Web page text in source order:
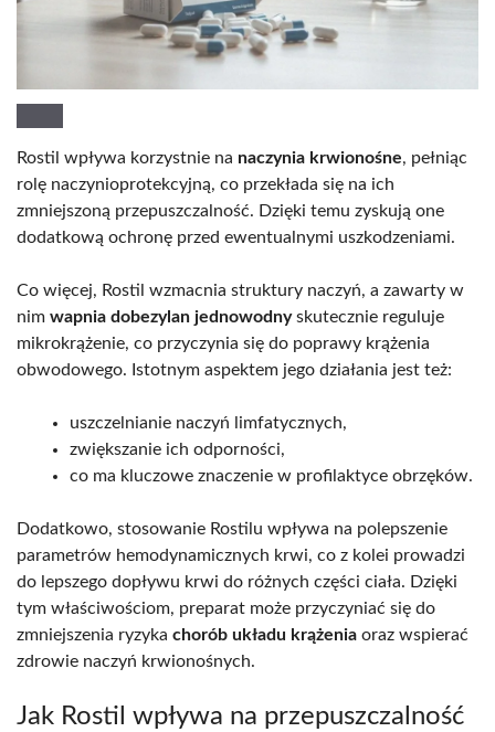
Rostil wpływa korzystnie na naczynia krwionośne, pełniąc
rolę naczynioprotekcyjną, co przekłada się na ich
zmniejszoną przepuszczalność. Dzięki temu zyskują one
dodatkową ochronę przed ewentualnymi uszkodzeniami.
Co więcej, Rostil wzmacnia struktury naczyń, a zawarty w
nim wapnia dobezylan jednowodnyskutecznie reguluje
mikrokrążenie, co przyczynia się do poprawy krążenia
obwodowego. Istotnym aspektem jego działania jest też:
uszczelnianie naczyń limfatycznych,
zwiększanie ich odporności,
co ma kluczowe znaczenie w profilaktyce obrzęków.
Dodatkowo, stosowanie Rostilu wpływa na polepszenie
parametrów hemodynamicznych krwi, co z kolei prowadzi
do lepszego dopływu krwi do różnych części ciała. Dzięki
tym właściwościom, preparat może przyczyniać się do
zmniejszenia ryzyka chorób układu krążenia oraz wspierać
zdrowie naczyń krwionośnych.
Jak Rostil wpływa na przepuszczalność